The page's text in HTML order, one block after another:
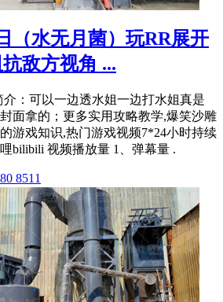
（水无月菌）玩RR展开
敌方视角 ...
：可以一边透水姐一边打水姐真是
面拿的；更多实用攻略教学,爆笑沙雕
游戏知识,热门游戏视频7*24小时持续
bilibili 视频播放量 1、弹幕量 .
8511